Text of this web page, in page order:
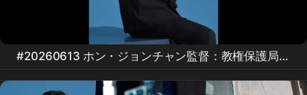
#20260613 ホン・ジョンチャン監督：教権保護局は
ファンタジー、公教育を議論する場が開かれることを
願う #연예 #뉴스쇼츠 #핵심이슈 #오늘뉴스 #
홍종찬